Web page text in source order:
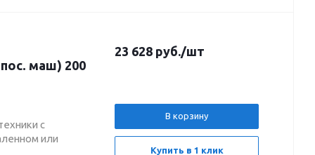
маш) 200
с
или
23 628 руб./шт
В корзину
Купить в 1 клик